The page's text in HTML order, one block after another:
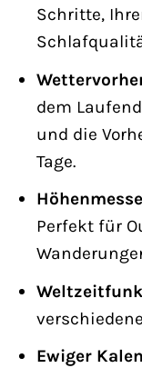
Schritte,
dem
und die
Tage.
Perfekt für
Ewiger